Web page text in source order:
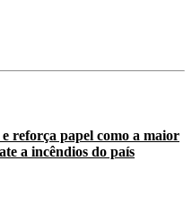
reforça papel como a maior
a incêndios do país